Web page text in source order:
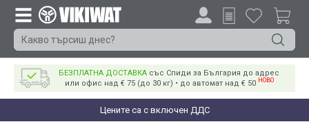
БЕЗПЛАТНА ДОСТАВКА със Спиди за България до адрес
или офис над € 75 (до 30 кг) • до автомат над € 50 НОВО
Цените са с включен ДДС